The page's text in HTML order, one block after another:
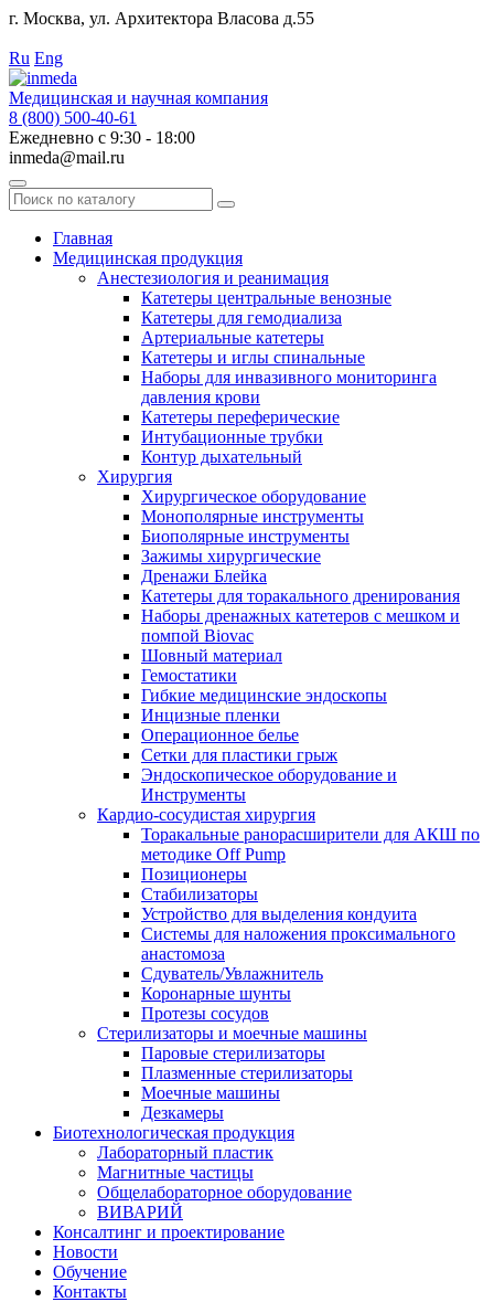
г. Москва, ул. Архитектора Власова д.55
Ru Eng
Медицинская и научная компания
8 (800) 500-40-61
Ежедневно с 9:30 - 18:00
inmeda@mail.ru
Поиск
по
каталогуГлавная
Медицинская продукция
Анестезиология и реанимация
Катетеры центральные венозные
Катетеры для гемодиализа
Артериальные катетеры
Катетеры и иглы спинальные
Наборы для инвазивного мониторинга
давления крови
Катетеры переферические
Интубационные трубки
Контур дыхательный
Хирургия
Хирургическое оборудование
Монополярные инструменты
Биополярные инструменты
Зажимы хирургические
Дренажи Блейка
Катетеры для торакального дренирования
Наборы дренажных катетеров с мешком и
помпой Biovac
Шовный материал
Гемостатики
Гибкие медицинские эндоскопы
Инцизные пленки
Операционное белье
Сетки для пластики грыж
Эндоскопическое оборудование и
Инструменты
Кардио-сосудистая хирургия
Торакальные ранорасширители для АКШ по
методике Off Pump
Позиционеры
Стабилизаторы
Устройство для выделения кондуита
Системы для наложения проксимального
анастомоза
Сдуватель/Увлажнитель
Коронарные шунты
Протезы сосудов
Стерилизаторы и моечные машины
Паровые стерилизаторы
Плазменные стерилизаторы
Моечные машины
Дезкамеры
Биотехнологическая продукция
Лабораторный пластик
Магнитные частицы
Общелабораторное оборудование
ВИВАРИЙ
Консалтинг и проектирование
Новости
Обучение
Контакты